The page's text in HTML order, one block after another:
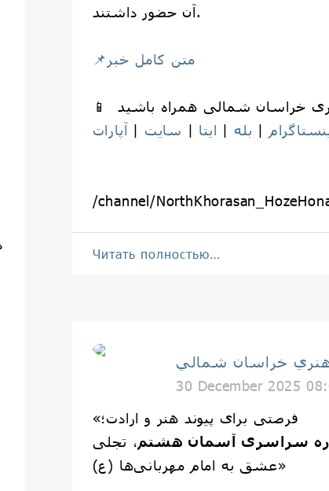
آن حضور داشتند.
📌متن کامل خبر
| بله| ایتا | سایت | آپارات
/channel/
Читать полностью…
خراسان شمالي
30 December 2025
«فرصتی برای پیوند هنر و ارادت؛
سراسری آسمان هشتم، تجلی
عشق به امام مهربانی‌ها (ع)»